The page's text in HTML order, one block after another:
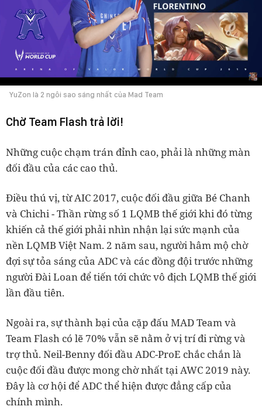
YuZon là 2 ngôi sao sáng nhất của Mad Team
Chờ Team Flash trả lời!
Những cuộc chạm trán đỉnh cao, phải là những màn
đối đầu của các cao thủ.
Điều thú vị, từ AIC 2017, cuộc đối đầu giữa Bé Chanh
và Chichi - Thần rừng số 1 LQMB thế giới khi đó từng
khiến cả thế giới phải nhìn nhận lại sức mạnh của
nền LQMB Việt Nam. 2 năm sau, người hâm mộ chờ
đợi sự tỏa sáng của ADC và các đồng đội trước những
người Đài Loan để tiến tới chức vô địch LQMB thế giới
lần đầu tiên.
Ngoài ra, sự thành bại của cặp đấu MAD Team và
Team Flash có lẽ 70% vẫn sẽ nằm ở vị trí đi rừng và
trợ thủ. Neil-Benny đối đầu ADC-ProE chắc chắn là
cuộc đối đầu được mong chờ nhất tại AWC 2019 này.
Đây là cơ hội để ADC thể hiện được đẳng cấp của
chính mình.